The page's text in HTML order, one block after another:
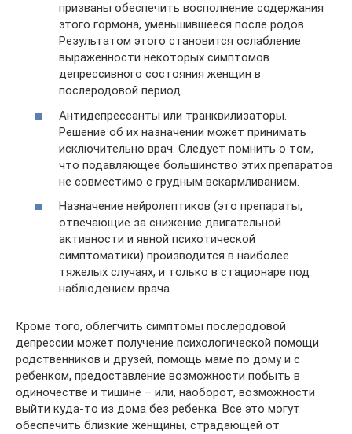
призваны обеспечить восполнение содержания
этого гормона, уменьшившееся после родов.
Результатом этого становится ослабление
выраженности некоторых симптомов
депрессивного состояния женщин в
послеродовой период.
Антидепрессанты или транквилизаторы.
Решение об их назначении может принимать
исключительно врач. Следует помнить о том,
что подавляющее большинство этих препаратов
не совместимо с грудным вскармливанием.
Назначение нейролептиков (это препараты,
отвечающие за снижение двигательной
активности и явной психотической
симптоматики) производится в наиболее
тяжелых случаях, и только в стационаре под
наблюдением врача.
Кроме того, облегчить симптомы послеродовой
депрессии может получение психологической помощи
родственников и друзей, помощь маме по дому и с
ребенком, предоставление возможности побыть в
одиночестве и тишине – или, наоборот, возможности
выйти куда-то из дома без ребенка. Все это могут
обеспечить близкие женщины, страдающей от